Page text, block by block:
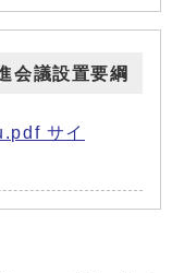
会議設置要綱
サイ